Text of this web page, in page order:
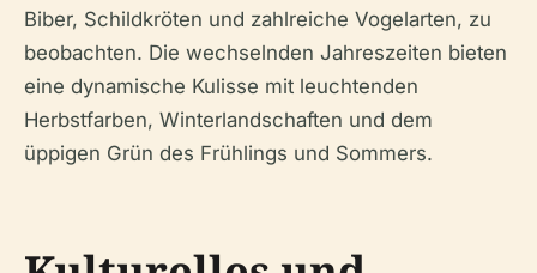
Biber, Schildkröten und zahlreiche Vogelarten, zu
beobachten. Die wechselnden Jahreszeiten bieten
eine dynamische Kulisse mit leuchtenden
Herbstfarben, Winterlandschaften und dem
üppigen Grün des Frühlings und Sommers.